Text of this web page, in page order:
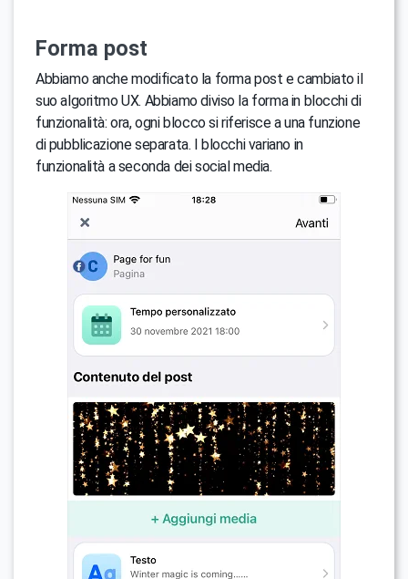
Forma post
Abbiamo anche modificato la forma post e cambiato il
suo algoritmo UX. Abbiamo diviso la forma in blocchi di
funzionalità: ora, ogni blocco si riferisce a una funzione
di pubblicazione separata. I blocchi variano in
funzionalità a seconda dei social media.